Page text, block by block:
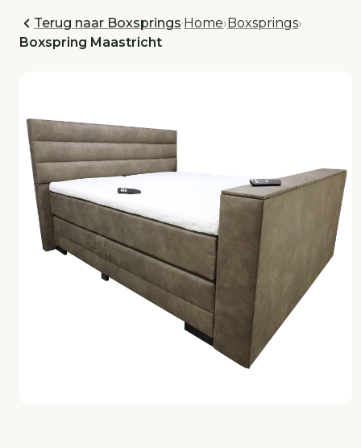
Terug naar Boxsprings·Home›Boxsprings›
Boxspring Maastricht